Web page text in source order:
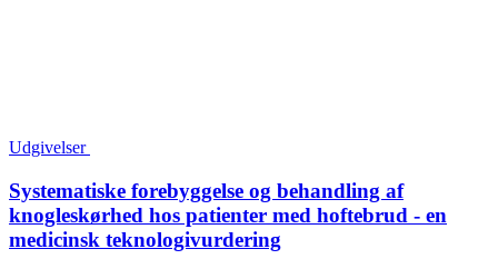
Udgivelser
Systematiske forebyggelse og behandling af
knogleskørhed hos patienter med hoftebrud - en
medicinsk teknologivurdering